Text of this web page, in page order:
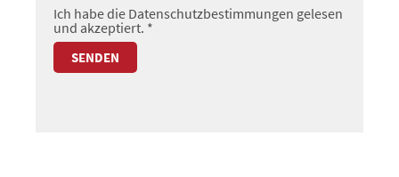
Ich habe die Datenschutzbestimmungen gelesen
und akzeptiert. *